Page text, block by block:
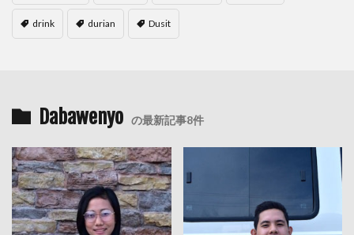
drink durian Dusit
Dabawenyo の最新記事8件